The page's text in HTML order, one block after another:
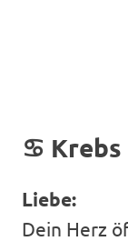
♋ Krebs
Liebe:
Dein Herz